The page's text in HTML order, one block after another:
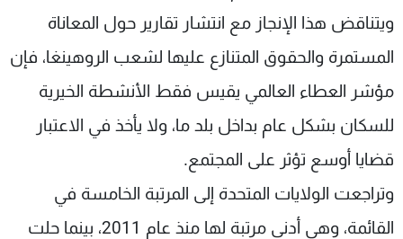
ويتناقض هذا الإنجاز مع انتشار تقارير حول المعاناة
المستمرة والحقوق المتنازع عليها لشعب الروهينغا، فإن
مؤشر العطاء العالمي يقيس فقط الأنشطة الخيرية
للسكان بشكل عام بداخل بلد ما، ولا يأخذ في الاعتبار
قضايا أوسع تؤثر على المجتمع.
وتراجعت الولايات المتحدة إلى المرتبة الخامسة في
القائمة، وهي أدنى مرتبة لها منذ عام 2011، بينما حلت